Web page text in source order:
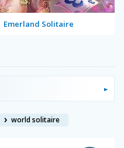
Emerland Solitaire
world solitaire